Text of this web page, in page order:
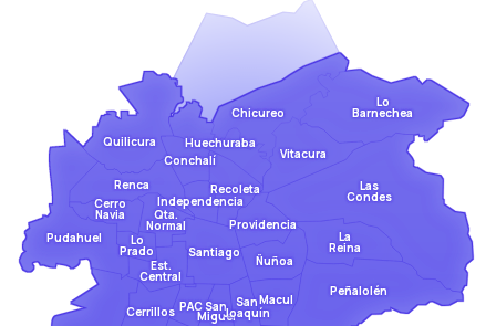
Chicureo
Cerrillos
Est.
Central
Pudahuel Lo
Prado
Cerro
Navia
Santiago
Renca
Qta.
Normal
Recoleta
Independencia
Quilicura
Conchalí
PACSan
Miguel
San
Joaquín
Providencia
Ñuñoa
La
Reina
Macul
Peñalolén
Las
Condes
Vitacura
Lo
Barnechea
Huechuraba